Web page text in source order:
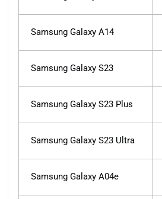
Samsung Galaxy A14
Samsung Galaxy S23
Samsung Galaxy S23 Plus
Samsung Galaxy S23 Ultra
Samsung Galaxy A04e